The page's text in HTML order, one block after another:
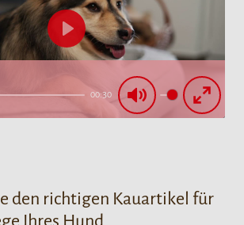
00:30
Mute
Enter
Play
den richtigen Kauartikel für
Ihres Hund